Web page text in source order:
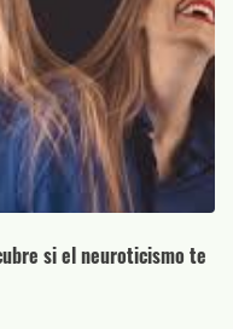
si el neuroticismo te